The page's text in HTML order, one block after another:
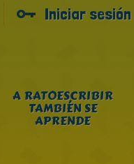
Iniciar sesión
A RATOESCRIBIR
TAMBIÉN SE
APRENDE